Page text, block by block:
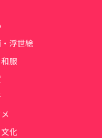
浮世絵
服
化